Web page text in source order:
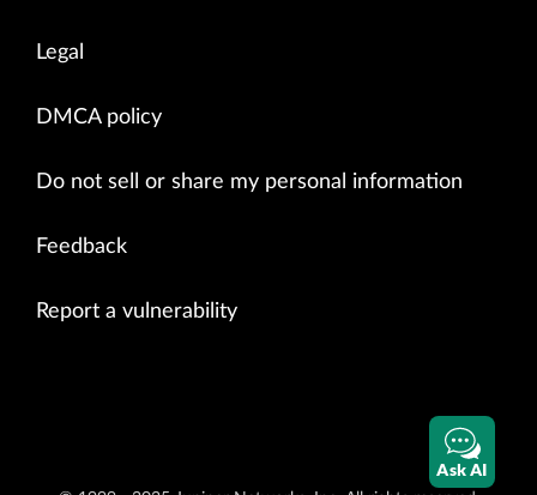
Legal
DMCA policy
Do not sell or share my personal information
Feedback
Report a vulnerability
Ask AI